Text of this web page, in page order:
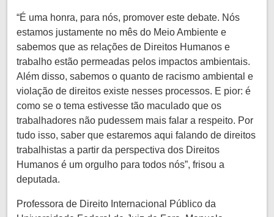
“É uma honra, para nós, promover este debate. Nós
estamos justamente no mês do Meio Ambiente e
sabemos que as relações de Direitos Humanos e
trabalho estão permeadas pelos impactos ambientais.
Além disso, sabemos o quanto de racismo ambiental e
violação de direitos existe nesses processos. E pior: é
como se o tema estivesse tão maculado que os
trabalhadores não pudessem mais falar a respeito. Por
tudo isso, saber que estaremos aqui falando de direitos
trabalhistas a partir da perspectiva dos Direitos
Humanos é um orgulho para todos nós”, frisou a
deputada.
Professora de Direito Internacional Público da